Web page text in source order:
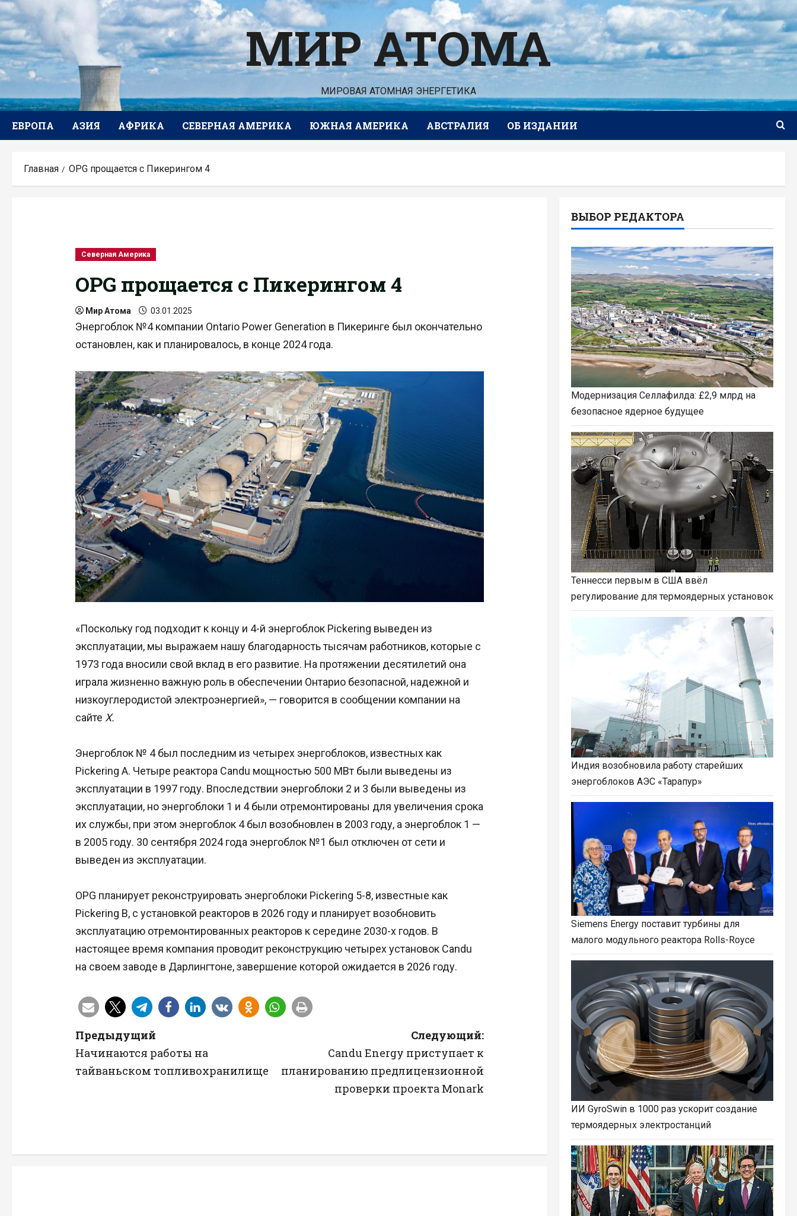
Перейти
к
содержимому
МИР АТОМА
МИРОВАЯ АТОМНАЯ ЭНЕРГЕТИКА
ЕВРОПА АЗИЯ АФРИКА СЕВЕРНАЯ АМЕРИКА ЮЖНАЯ АМЕРИКА АВСТРАЛИЯ ОБ ИЗДАНИИ
Главная OPG прощается с Пикерингом 4
Северная Америка
OPG прощается с Пикерингом 4
Мир Атома 03.01.2025
Энергоблок №4 компании Ontario Power Generation в Пикеринге был окончательно
остановлен, как и планировалось, в конце 2024 года.
«Поскольку год подходит к концу и 4-й энергоблок Pickering выведен из
эксплуатации, мы выражаем нашу благодарность тысячам работников, которые с
1973 года вносили свой вклад в его развитие. На протяжении десятилетий она
играла жизненно важную роль в обеспечении Онтарио безопасной, надежной и
низкоуглеродистой электроэнергией», — говорится в сообщении компании на
сайте X.
Энергоблок № 4 был последним из четырех энергоблоков, известных как
Pickering A. Четыре реактора Candu мощностью 500 МВт были выведены из
эксплуатации в 1997 году. Впоследствии энергоблоки 2 и 3 были выведены из
эксплуатации, но энергоблоки 1 и 4 были отремонтированы для увеличения срока
их службы, при этом энергоблок 4 был возобновлен в 2003 году, а энергоблок 1 —
в 2005 году. 30 сентября 2024 года энергоблок №1 был отключен от сети и
выведен из эксплуатации.
OPG планирует реконструировать энергоблоки Pickering 5-8, известные как
Pickering B, с установкой реакторов в 2026 году и планирует возобновить
эксплуатацию отремонтированных реакторов к середине 2030-х годов. В
настоящее время компания проводит реконструкцию четырех установок Candu
на своем заводе в Дарлингтоне, завершение которой ожидается в 2026 году.
Н
а
а
Предыдущий
Начинаются работы на
тайваньском топливохранилище
Следующий:
Candu Energy приступает к
планированию предлицензионной
проверки проекта Monark
ВЫБОР РЕДАКТОРА
Модернизация Селлафилда: £2,9 млрд на
безопасное ядерное будущее
Теннесси первым в США ввёл
регулирование для термоядерных установок
Индия возобновила работу старейших
энергоблоков АЭС «Тарапур»
Siemens Energy поставит турбины для
малого модульного реактора Rolls-Royce
ИИ GyroSwin в 1000 раз ускорит создание
термоядерных электростанций